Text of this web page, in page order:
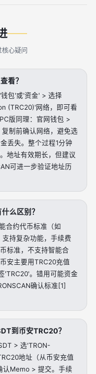
心疑问
看？
包'或'资金' > 选择
(TRC20)'网络，即可看
版同理：官网钱包 >
制前确认网络，避免选
丢失。整个过程1分钟
地址有效期长，但建议
可进一步验证地址历
么区别？
合约代币标准（如
持复杂功能，手续费
标准，不支持智能合
安主要用TRC20充值
'TRC20'。错用可能资金
确认标准[1]
到币安TRC20？
> 选'TRON-
地址（从币安充值
认Memo > 提交。手续